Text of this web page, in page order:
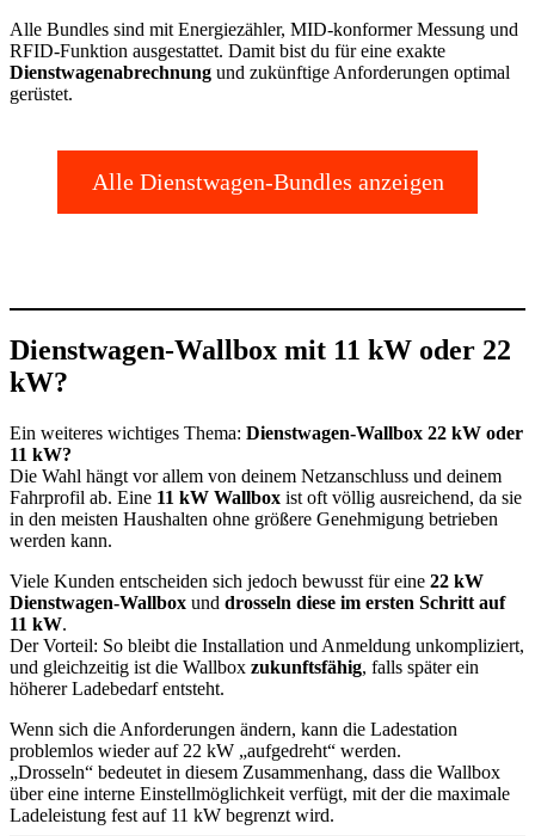
Alle Bundles sind mit Energiezähler, MID-konformer Messung und
RFID-Funktion ausgestattet. Damit bist du für eine exakte
Dienstwagenabrechnung und zukünftige Anforderungen optimal
gerüstet.
Alle Dienstwagen-Bundles anzeigen
Dienstwagen-Wallbox mit 11 kW oder 22
kW?
Ein weiteres wichtiges Thema: Dienstwagen-Wallbox 22 kW oder
11 kW?
Die Wahl hängt vor allem von deinem Netzanschluss und deinem
Fahrprofil ab. Eine 11 kW Wallbox ist oft völlig ausreichend, da sie
in den meisten Haushalten ohne größere Genehmigung betrieben
werden kann.
Viele Kunden entscheiden sich jedoch bewusst für eine 22 kW
Dienstwagen-Wallbox und drosseln diese im ersten Schritt auf
11 kW.
Der Vorteil: So bleibt die Installation und Anmeldung unkompliziert,
und gleichzeitig ist die Wallbox zukunftsfähig, falls später ein
höherer Ladebedarf entsteht.
Wenn sich die Anforderungen ändern, kann die Ladestation
problemlos wieder auf 22 kW „aufgedreht“ werden.
„Drosseln“ bedeutet in diesem Zusammenhang, dass die Wallbox
über eine interne Einstellmöglichkeit verfügt, mit der die maximale
Ladeleistung fest auf 11 kW begrenzt wird.